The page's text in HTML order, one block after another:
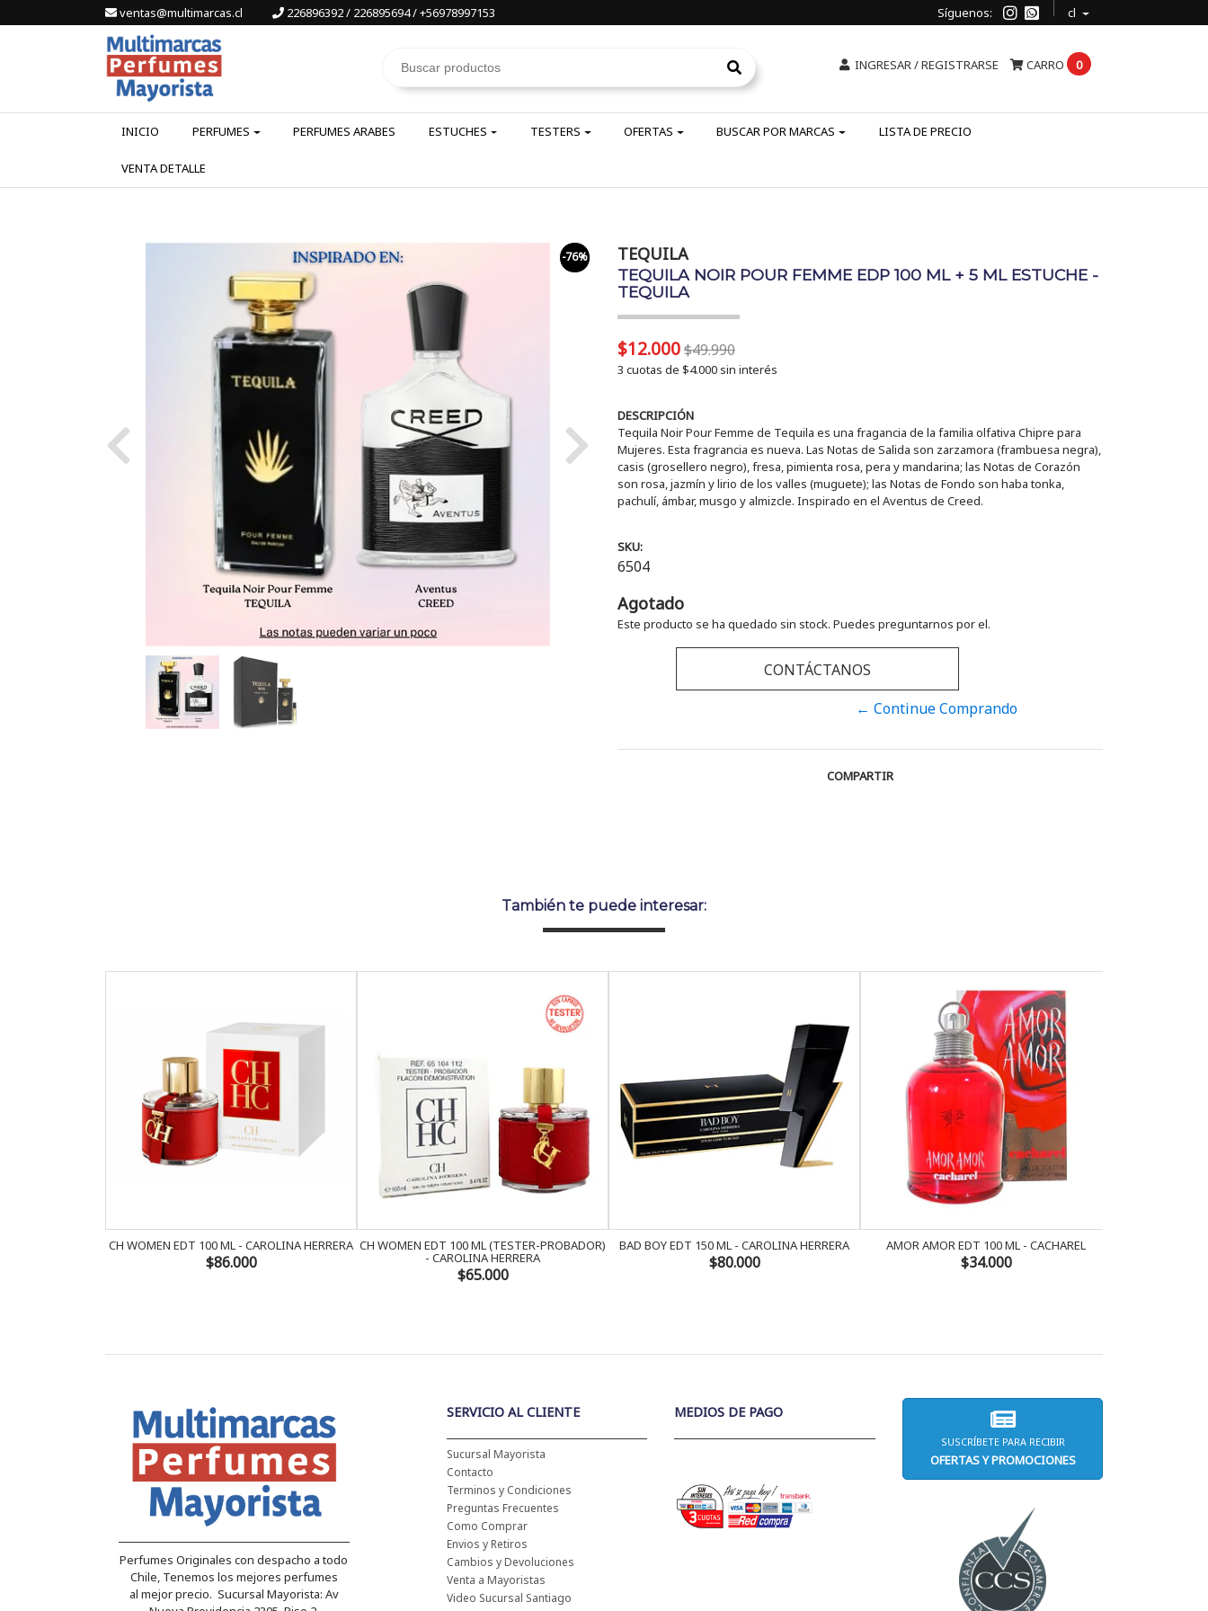
ventas@multimarcas.cl 226896392 / 226895694 / +56978997153 Síguenos: cl
CARRO 0
INGRESAR / REGISTRARSE
INICIO PERFUMES PERFUMES ARABES ESTUCHES TESTERS OFERTAS BUSCAR POR MARCAS LISTA DE PRECIO
VENTA DETALLE
-76%
Previous Next
TEQUILA
TEQUILA NOIR POUR FEMME EDP 100 ML + 5 ML ESTUCHE -
TEQUILA
$12.000$49.990
3 cuotas de $4.000sin interés
DESCRIPCIÓN
Tequila Noir Pour Femme de Tequila es una fragancia de la familia olfativa Chipre para
Mujeres. Esta fragrancia es nueva. Las Notas de Salida son zarzamora (frambuesa negra),
casis (grosellero negro), fresa, pimienta rosa, pera y mandarina; las Notas de Corazón
son rosa, jazmín y lirio de los valles (muguete); las Notas de Fondo son haba tonka,
pachulí, ámbar, musgo y almizcle. Inspirado en el Aventus de Creed.
SKU:
6504
Agotado
Este producto se ha quedado sin stock. Puedes preguntarnos por el.
CONTÁCTANOS
← Continue Comprando
COMPARTIR
También te puede interesar:
CH WOMEN EDT 100 ML - CAROLINA HERRERA
$86.000
CH WOMEN EDT 100 ML (TESTER-PROBADOR)
- CAROLINA HERRERA
$65.000
BAD BOY EDT 150 ML - CAROLINA HERRERA
$80.000
AMOR AMOR EDT 100 ML - CACHAREL
$34.000
Perfumes Originales con despacho a todo
Chile, Tenemos los mejores perfumes
al mejor precio. Sucursal Mayorista: Av
SERVICIO AL CLIENTE
Sucursal Mayorista
Contacto
Terminos y Condiciones
Preguntas Frecuentes
Como Comprar
Envios y Retiros
Cambios y Devoluciones
Venta a Mayoristas
Video Sucursal Santiago
MEDIOS DE PAGO
SUSCRÍBETE PARA RECIBIR
OFERTAS Y PROMOCIONES